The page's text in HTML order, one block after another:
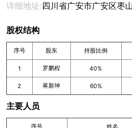
详细地址: 四川省广安市广安区枣
股权结构
序号 股东 持股比例
1 罗鹏程 40%
2 蒋新坤 60%
主要人员
序号 姓名